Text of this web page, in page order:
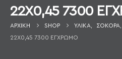
22X0,45 7300
ΑΡΧΙΚΉ SHOP ΥΛΙΚΆ, ΣΌΚΟΡΑ,
22X0,45 7300 ΕΓΧΡΩΜΟ